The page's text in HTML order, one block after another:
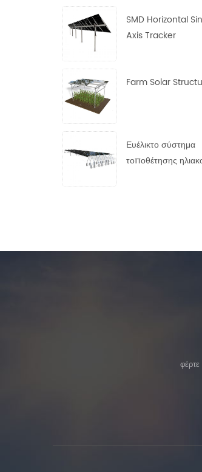
SMD Horizontal
Axis Tracker
Farm Solar
Ευέλικτο σύστημα
τοποθέτησης